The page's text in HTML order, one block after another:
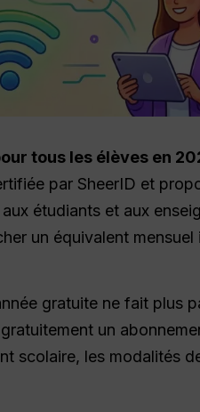
tous les élèves en
par SheerID et
étudiants et aux
un équivalent mensuel
gratuite ne fait plus
un
scolaire, les modalités